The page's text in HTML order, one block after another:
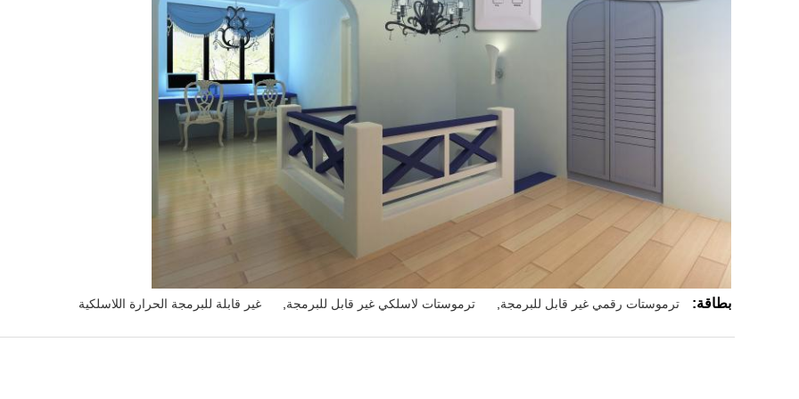
بطاقة: ترموستات رقمي غير قابل للبرمجة ترموستات لاسلكي غير قابل للبرمجة غير قابلة للبرمجة الحرارة اللاسلكية